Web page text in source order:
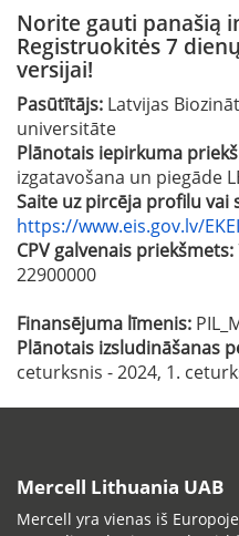
Norite gauti panašią
Registruokitės 7
versijai!
Pasūtītājs: Latvijas
universitāte
Plānotais iepirkuma
izgatavošana un piegāde
Saite uz pircēja profilu vai
https://www.eis.gov.lv/
CPV galvenais priekšmets:
22900000
Finansējuma līmenis:
Plānotais izsludināšanas
ceturksnis - 2024, 1.
Mercell Lithuania UAB
Mercell yra vienas iš